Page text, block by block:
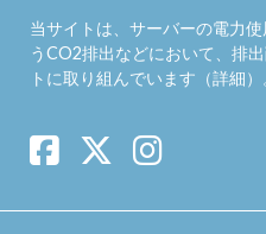
当サイトは、サーバーの電力
うCO2排出などにおいて、排
トに取り組んでいます（詳細）